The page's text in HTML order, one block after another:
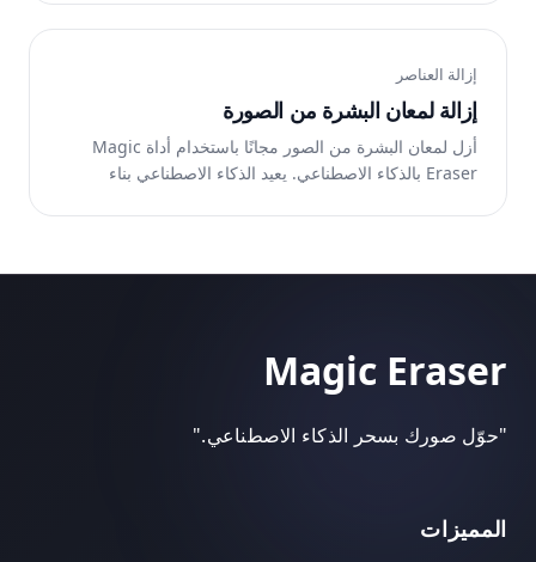
إزالة العناصر
إزالة لمعان البشرة من الصورة
أزل لمعان البشرة من الصور مجانًا باستخدام أداة Magic
Eraser بالذكاء الاصطناعي. يعيد الذكاء الاصطناعي بناء
Magic Eraser
"حوّل صورك بسحر الذكاء الاصطناعي."
المميزات